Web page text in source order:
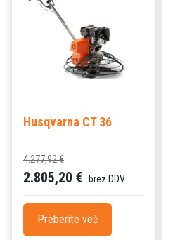
Husqvarna CT 36
4.277,92 €
2.805,20 € brez DDV
Preberite več